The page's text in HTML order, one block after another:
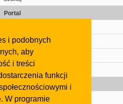
i podobnych
aby
i treści
funkcji
i
W programie
Portal
Kontakt
Gazeta
Olkusz